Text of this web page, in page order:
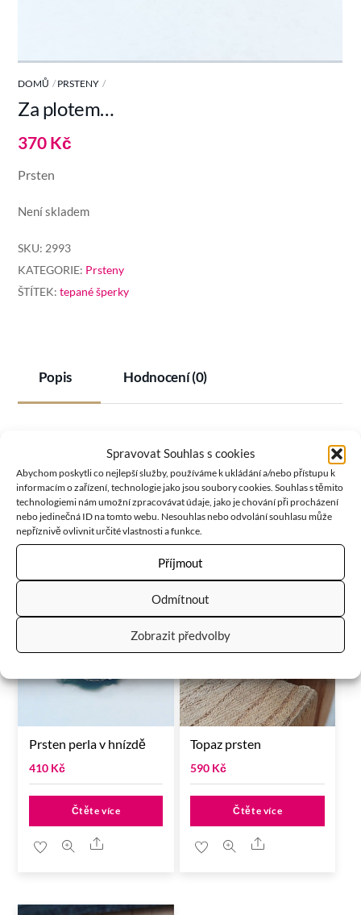
Spravovat Souhlas s cookies
Abychom poskytli co nejlepší služby, používáme k ukládání a/nebo přístupu k
informacím o zařízení, technologie jako jsou soubory cookies. Souhlas s těmito
technologiemi nám umožní zpracovávat údaje, jako je chování při procházení
nebo jedinečná ID na tomto webu. Nesouhlas nebo odvolání souhlasu může
nepříznivě ovlivnit určité vlastnosti a funkce.
Příjmout
Odmítnout
Zobrazit předvolby
DOMŮ PRSTENY
Za plotem…
370 Kč
Prsten
Není skladem
SKU: 2993
KATEGORIE: Prsteny
ŠTÍTEK:tepané šperky
Popis Hodnocení (0)
vytvořím podobný…velikost nastavitelná…
RELATEDPRODUCTS
Prsten perla v hnízdě
410 Kč
Čtěte více
Share
Topaz prsten
590 Kč
Čtěte více
Share